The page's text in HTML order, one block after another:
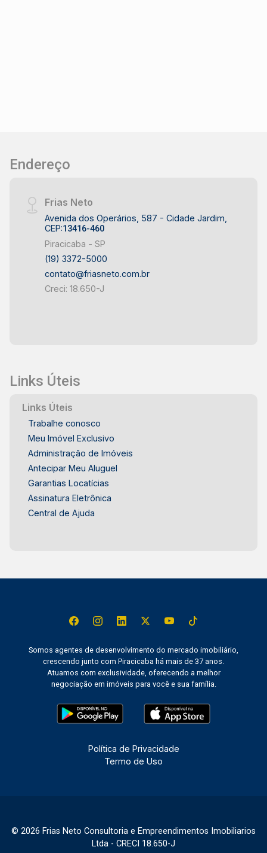
Endereço
Frias Neto
Avenida dos Operários, 587 - Cidade Jardim,
CEP:13416-460
Piracicaba - SP
(19) 3372-5000
contato@friasneto.com.br
Creci: 18.650-J
Links Úteis
Links Úteis
Trabalhe conosco
Meu Imóvel Exclusivo
Administração de Imóveis
Antecipar Meu Aluguel
Garantias Locatícias
Assinatura Eletrônica
Central de Ajuda
Somos agentes de desenvolvimento do mercado imobiliário,
crescendo junto com Piracicaba há mais de 37 anos.
Atuamos com exclusividade, oferecendo a melhor
negociação em imóveis para você e sua família.
Política de Privacidade
Termo de Uso
© 2026 Frias Neto Consultoria e Empreendimentos Imobiliarios
Ltda - CRECI 18.650-J